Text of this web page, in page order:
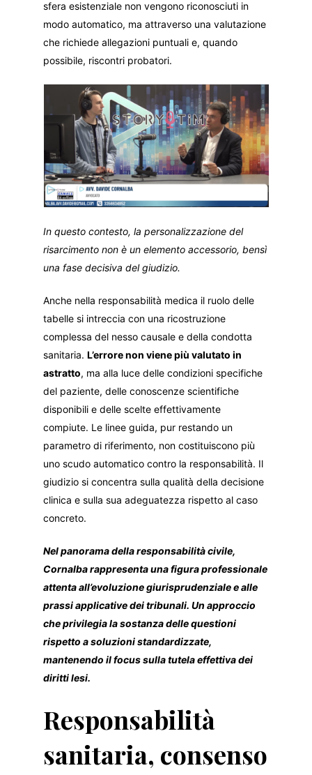
sfera esistenziale non vengono riconosciuti in
modo automatico, ma attraverso una valutazione
che richiede allegazioni puntuali e, quando
possibile, riscontri probatori.
In questo contesto, la personalizzazione del
risarcimento non è un elemento accessorio, bensì
una fase decisiva del giudizio.
Anche nella responsabilità medica il ruolo delle
tabelle si intreccia con una ricostruzione
complessa del nesso causale e della condotta
sanitaria.L’errore non viene più valutato in
astratto, ma alla luce delle condizioni specifiche
del paziente, delle conoscenze scientifiche
disponibili e delle scelte effettivamente
compiute. Le linee guida, pur restando un
parametro di riferimento, non costituiscono più
uno scudo automatico contro la responsabilità. Il
giudizio si concentra sulla qualità della decisione
clinica e sulla sua adeguatezza rispetto al caso
concreto.
Nel panorama della responsabilità civile,
Cornalba rappresenta una figura professionale
attenta all’evoluzione giurisprudenziale e alle
prassi applicative dei tribunali. Un approccio
che privilegia la sostanza delle questioni
rispetto a soluzioni standardizzate,
mantenendo il focus sulla tutela effettiva dei
diritti lesi.
Responsabilità
sanitaria, consenso